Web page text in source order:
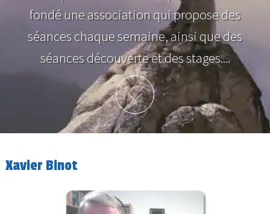
fondé une association qui propose des
séances chaque semaine, ainsi que des
séances découverte et des stages....
Plus d'info
Xavier Binot